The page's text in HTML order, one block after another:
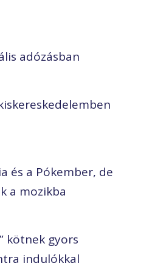
adózásban
és a Pókember, de
a mozikba
kötnek gyors
indulókkal